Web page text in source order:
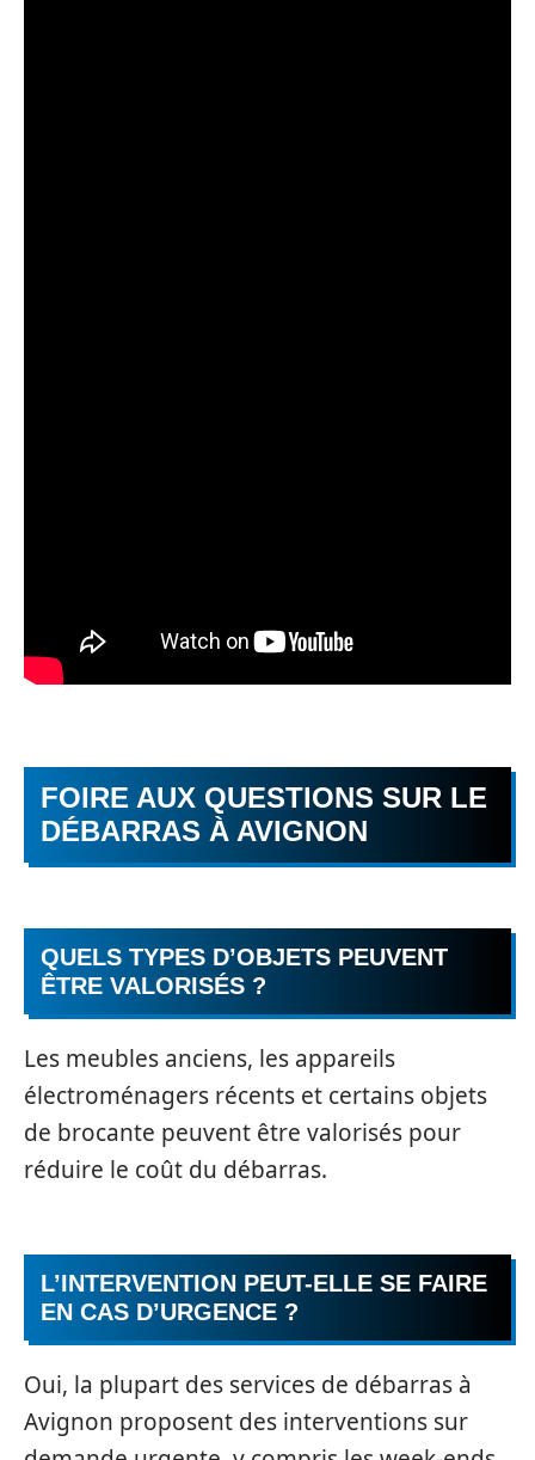
FOIRE AUX QUESTIONS SUR LE
DÉBARRAS À AVIGNON
QUELS TYPES D’OBJETS PEUVENT
ÊTRE VALORISÉS ?
Les meubles anciens, les appareils
électroménagers récents et certains objets
de brocante peuvent être valorisés pour
réduire le coût du débarras.
L’INTERVENTION PEUT-ELLE SE FAIRE
EN CAS D’URGENCE ?
Oui, la plupart des services de débarras à
Avignon proposent des interventions sur